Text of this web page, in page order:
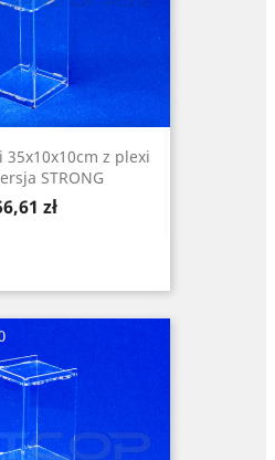
35x10x10cm z plexi
STRONG
zł